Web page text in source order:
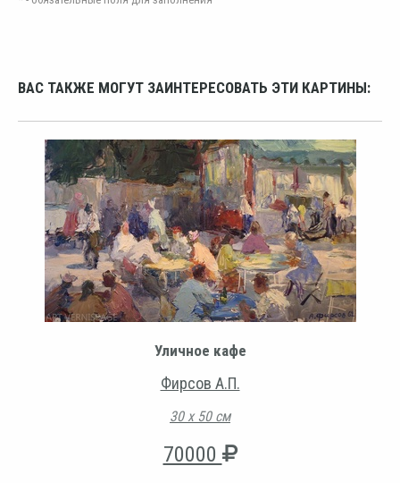
ВАС ТАКЖЕ МОГУТ ЗАИНТЕРЕСОВАТЬ ЭТИ КАРТИНЫ:
Уличное кафе
Фирсов А.П.
30 х 50 см
70000